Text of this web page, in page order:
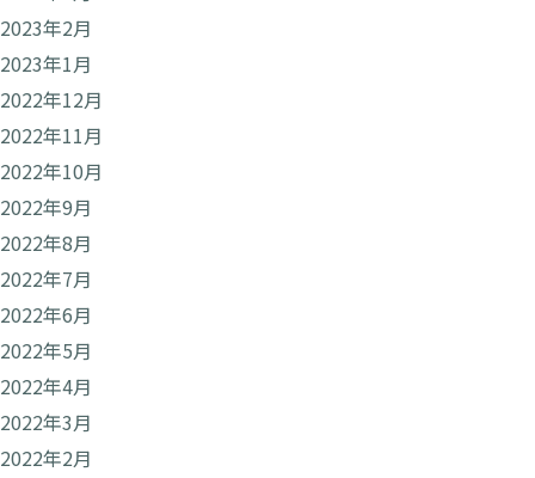
2023年2月
2023年1月
2022年12月
2022年11月
2022年10月
2022年9月
2022年8月
2022年7月
2022年6月
2022年5月
2022年4月
2022年3月
2022年2月